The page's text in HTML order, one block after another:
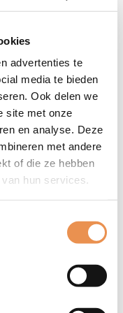
advertenties te
media te bieden
Ook delen we
site met onze
en analyse. Deze
met andere
of die ze hebben
hun services.
zorgverleners,
Hoe meet
De conclusie:
Bij een beweging
energie zit,
onderweg leren.